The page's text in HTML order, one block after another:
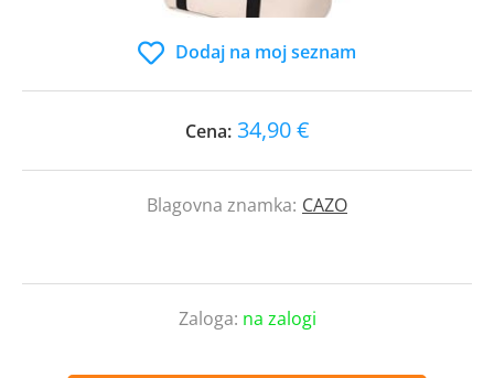
Dodaj na moj seznam
Cena: 34,90 €
Blagovna znamka: CAZO
Zaloga: na zalogi